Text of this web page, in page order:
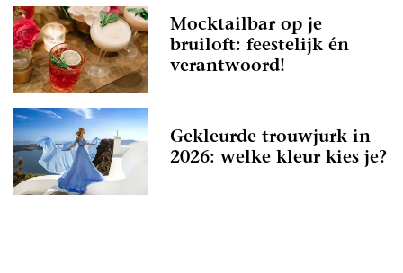
Mocktailbar op je
bruiloft: feestelijk én
verantwoord!
Gekleurde trouwjurk in
2026: welke kleur kies je?